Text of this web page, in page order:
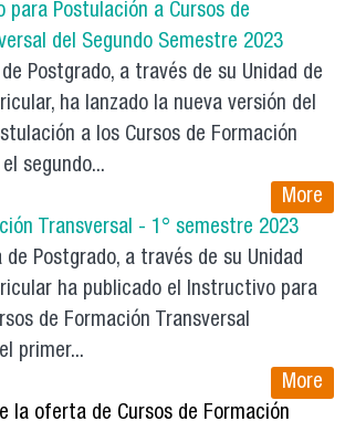
para Postulación a Cursos de
del Segundo Semestre 2023
Postgrado, a través de su Unidad de
ha lanzado la nueva versión del
a los Cursos de Formación
segundo...
More
Transversal - 1° semestre 2023
Postgrado, a través de su Unidad
ha publicado el Instructivo para
de Formación Transversal
primer...
More
la oferta de Cursos de Formación